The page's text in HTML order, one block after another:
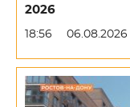
2026
18:56 06.08.2026